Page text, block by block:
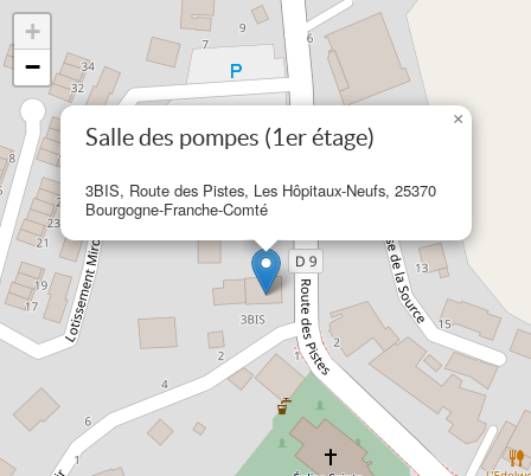
Salle des pompes (1er étage)
3BIS, Route des Pistes, Les Hôpitaux-Neufs, 25370
Bourgogne-Franche-Comté
×
+
−